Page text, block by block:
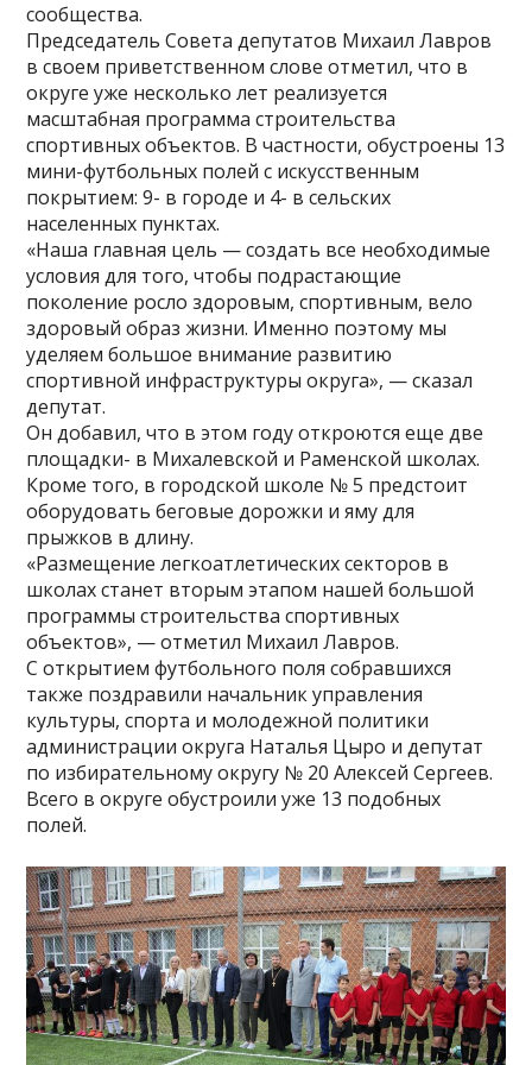
сообщества.
Председатель Совета депутатов Михаил Лавров
в своем приветственном слове отметил, что в
округе уже несколько лет реализуется
масштабная программа строительства
спортивных объектов. В частности, обустроены 13
мини-футбольных полей с искусственным
покрытием: 9- в городе и 4- в сельских
населенных пунктах.
«Наша главная цель — создать все необходимые
условия для того, чтобы подрастающие
поколение росло здоровым, спортивным, вело
здоровый образ жизни. Именно поэтому мы
уделяем большое внимание развитию
спортивной инфраструктуры округа», — сказал
депутат.
Он добавил, что в этом году откроются еще две
площадки- в Михалевской и Раменской школах.
Кроме того, в городской школе № 5 предстоит
оборудовать беговые дорожки и яму для
прыжков в длину.
«Размещение легкоатлетических секторов в
школах станет вторым этапом нашей большой
программы строительства спортивных
объектов», — отметил Михаил Лавров.
С открытием футбольного поля собравшихся
также поздравили начальник управления
культуры, спорта и молодежной политики
администрации округа Наталья Цыро и депутат
по избирательному округу № 20 Алексей Сергеев.
Всего в округе обустроили уже 13 подобных
полей.